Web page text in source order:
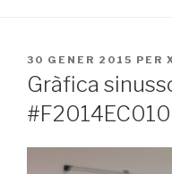
PUBLICAT
A
30 GENER 2015 PER
Gràfica